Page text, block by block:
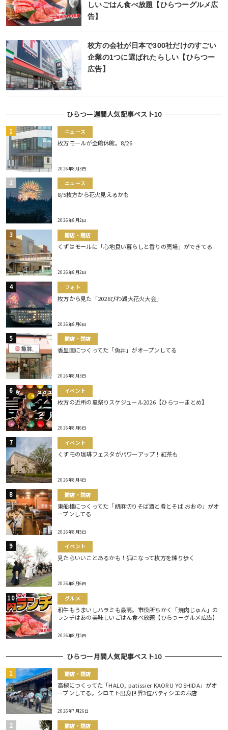
しいごはん食べ放題【ひらつーグルメ広
告】
枚方の会社が日本で300社だけのすごい
企業の1つに選ばれたらしい【ひらつー
広告】
ひらつー週間人気記事ベスト10
ニュース
枚方モールが全館休館。8/26
2026年8月3日
ニュース
8/5枚方から花火見えるかも
2026年8月2日
開店・閉店
くずはモールに「心地良い暮らしと香りの売場」ができてる
2026年8月2日
フォト
枚方から見た「2026びわ湖大花火大会」
2026年8月6日
開店・閉店
香里園につくってた「魚丼」がオープンしてる
2026年8月3日
イベント
枚方の近所の夏祭りスケジュール2026【ひらつーまとめ】
2026年8月6日
イベント
くずモの珈琲フェスタがパワーアップ！紅茶も
2026年8月4日
開店・閉店
東船橋につくってた「胡麻切りそば酒と肴とそば おおの」がオ
ープンしてる
2026年8月5日
イベント
見たらいいことあるかも！狐になって枚方を練り歩く
2026年8月6日
グルメ
和牛もうまいしハラミも最高。市役所ちかく「焼肉じゅん」の
ランチはあの美味しいごはん食べ放題【ひらつーグルメ広告】
2026年8月5日
ひらつー月間人気記事ベスト10
開店・閉店
高槻につくってた「HALO, patissier KAORU YOSHIDA」がオ
ープンしてる。シロモト出身世界3位パティシエのお店
2026年7月26日
開店・閉店